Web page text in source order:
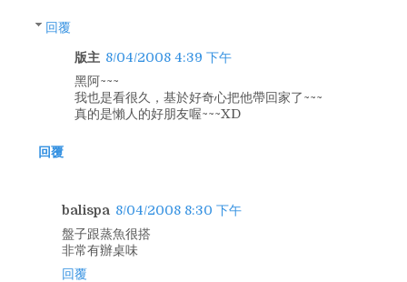
回覆
版主 8/04/2008 4:39 下午
黑阿~~~
我也是看很久，基於好奇心把他帶回家了~~~
真的是懶人的好朋友喔~~~XD
回覆
balispa 8/04/2008 8:30 下午
盤子跟蒸魚很搭
非常有辦桌味
回覆